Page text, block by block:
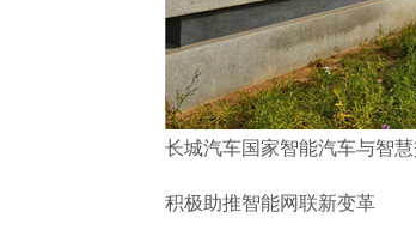
长城汽车国家智能汽车与智
积极助推智能网联新变革